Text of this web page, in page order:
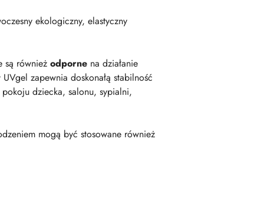
ekologiczny, elastyczny
są również odporne na działanie
zapewnia doskonałą stabilność
dziecka, salonu, sypialni,
mogą być stosowane również